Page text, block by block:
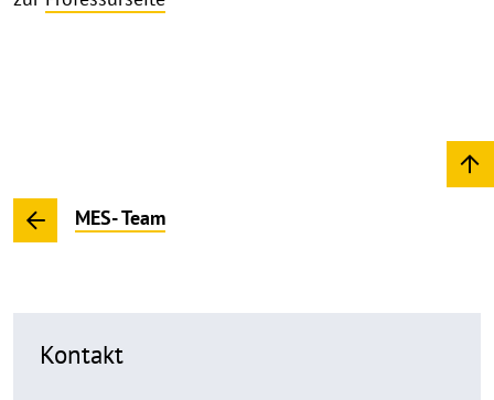
MES- Team
Kontakt